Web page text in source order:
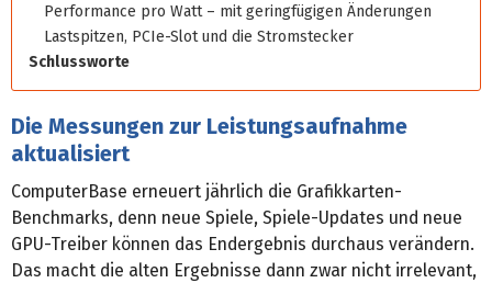
Performance pro Watt – mit geringfügigen Änderungen
Lastspitzen, PCIe-Slot und die Stromstecker
Schlussworte
Die Messungen zur Leistungsaufnahme
aktualisiert
ComputerBase erneuert jährlich die Grafikkarten-
Benchmarks, denn neue Spiele, Spiele-Updates und neue
GPU-Treiber können das Endergebnis durchaus verändern.
Das macht die alten Ergebnisse dann zwar nicht irrelevant,